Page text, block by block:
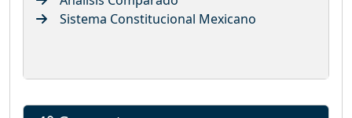
Sistema Constitucional Mexicano